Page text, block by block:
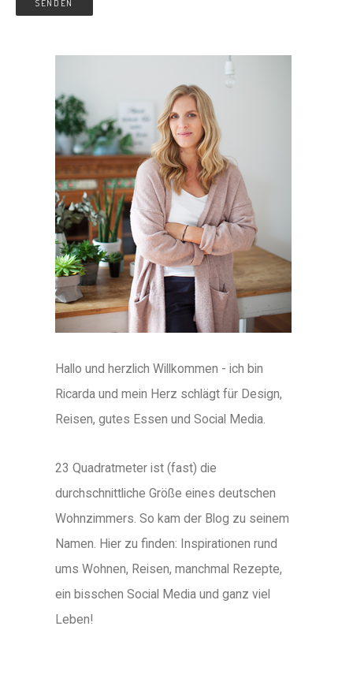
Hallo und herzlich Willkommen - ich bin
Ricarda und mein Herz schlägt für Design,
Reisen, gutes Essen und Social Media.
23 Quadratmeter ist (fast) die
durchschnittliche Größe eines deutschen
Wohnzimmers. So kam der Blog zu seinem
Namen. Hier zu finden: Inspirationen rund
ums Wohnen, Reisen, manchmal Rezepte,
ein bisschen Social Media und ganz viel
Leben!